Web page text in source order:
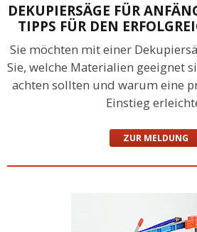
DEKUPIERSÄGE FÜR
TIPPS FÜR DEN
Sie möchten mit einer
Sie, welche Materialien geeignet
achten sollten und warum eine
Einstieg
ZUR MELDUNG